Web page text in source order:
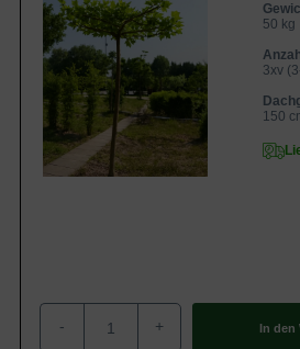
50 kg
3xv
150
- + In den